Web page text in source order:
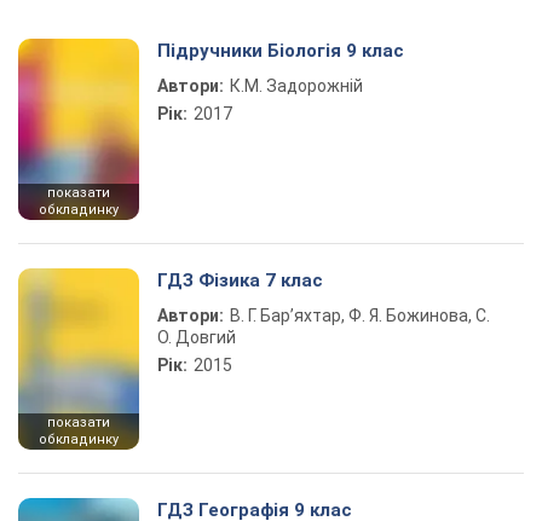
показати
обкладинку
Підручники Біологія 9 клас
Автори: К.М. Задорожній
Рік: 2017
показати
обкладинку
ГДЗ Фізика 7 клас
Автори: В. Г. Бар’яхтар, Ф. Я. Божинова, С.
О. Довгий
Рік: 2015
ГДЗ Географія 9 клас